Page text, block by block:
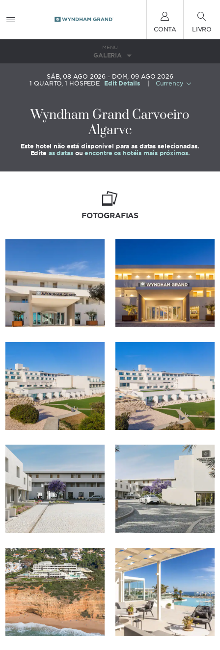
CONTA LIVRO
MENU
GALERIA
SÁB, 08 AGO 2026
DOM, 09 AGO 2026
1 QUARTO,1 HÓSPEDE Edit Details Currency
Wyndham Grand Carvoeiro
Algarve
Este hotel não está disponível para as datas selecionadas.
Edite as datasouencontre os hotéis mais próximos.
FOTOGRAFIAS